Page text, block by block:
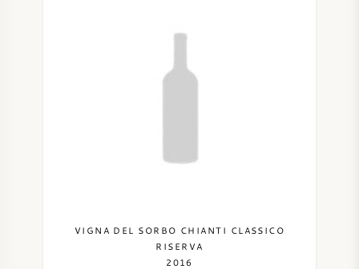
VIGNA DEL SORBO CHIANTI CLASSICO
RISERVA
2016